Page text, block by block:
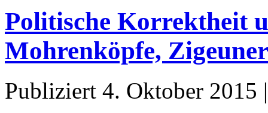
Politische Korrektheit
Mohrenköpfe,
Publiziert 4. Oktober 2015